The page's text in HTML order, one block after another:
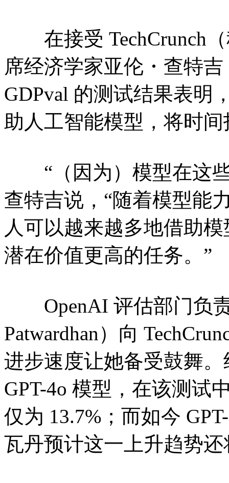
在接受 TechCrunch（
席经济学家亚伦・查特
GDPval 的测试结果表明
助人工智能模型，将时
“（因为）模型在这些
查特吉说，“随着模型能
人可以越来越多地借助
潜在价值更高的任务。”
OpenAI 评估部门负责
Patwardhan）向
进步速度让她备受鼓舞
GPT-4o 模型，在该测试
仅为 13.7%；而如今
瓦丹预计这一上升趋势